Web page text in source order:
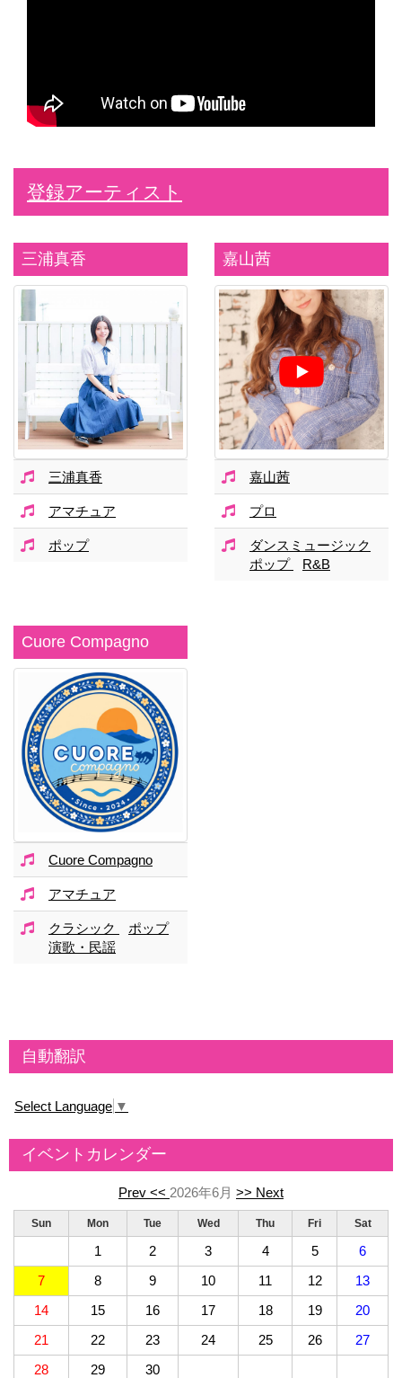
登録アーティスト
三浦真香
三浦真香
アマチュア
ポップ
嘉山茜
嘉山茜
プロ
ダンスミュージック
ポップ
R&B
Cuore Compagno
Cuore Compagno
アマチュア
クラシック
ポップ
演歌・民謡
自動翻訳
Select Language ▼
イベントカレンダー
Prev << 2026年6月 >> Next
Sun Mon Tue Wed Thu Fri Sat
1 2 3 4 5
6
7
8 9 10 11 12
13
14
15 16 17 18 19
20
21
22 23 24 25 26
27
28
29 30